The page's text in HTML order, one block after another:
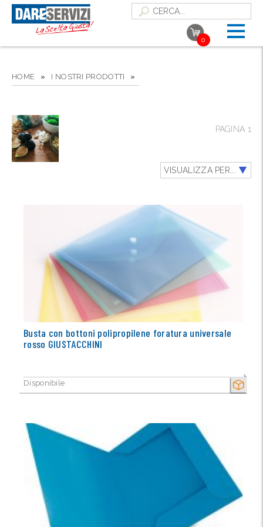
0
HOME » I NOSTRI PRODOTTI »
PAGINA 1
VISUALIZZA PER...
SECCO
Busta con bottoni polipropilene foratura universale
rosso GIUSTACCHINI
Disponibile